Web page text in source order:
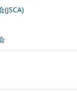
(JSCA)